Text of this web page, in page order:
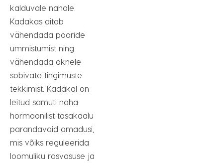
kalduvale nahale.
Kadakas aitab
vähendada pooride
ummistumist ning
vähendada aknele
sobivate tingimuste
tekkimist. Kadakal on
leitud samuti naha
hormoonilist tasakaalu
parandavaid omadusi,
mis võiks reguleerida
loomuliku rasvasuse ja